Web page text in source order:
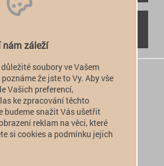
 +420 774 949 776
 info@alfatactical.cz
nám záleží
soubory ve Vašem
že jste to Vy. Aby vše
Vašich preferencí,
ke zpracování těchto
budeme snažit Vás ušetřit
reklam na věci, které
si cookies a podmínku jejich